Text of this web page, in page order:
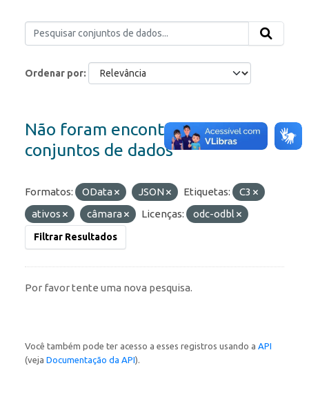
Ordenar por
Não foram encontrados
conjuntos de dados
Formatos: OData JSON Etiquetas:
C3
ativos
câmara Licenças: odc-odbl
Filtrar Resultados
Por favor tente uma nova pesquisa.
Você também pode ter acesso a esses registros usando a API
(veja Documentação da API).